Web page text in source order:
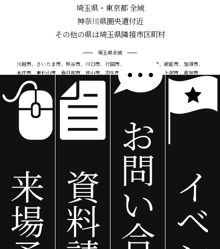
来
場
資
料
お
問
い
合
イ
ベ
埼玉県・東京都 全域
神奈川県圏央道付近
その他の県は埼玉県隣接市区町村
埼玉県全域
川越市、さいたま市、熊谷市、川口市、行田市、秩父市、所沢市、飯能市、加須市、
本庄市、東松山市、春日部市、狭山市、羽生市、鴻巣市、深谷市、上尾市、草加市、
越谷市、蕨市、戸田市、入間市、朝霞市、志木市、和光市、新座市、桶川市、久喜市、
北本市、八潮市、富士見市、三郷市、蓮田市、坂戸市、幸手市、鶴ヶ島市、日高市、
吉川市、ふじみ野市、白岡市、北足立郡、伊奈町、入間郡、三芳町、毛呂山町、越生町、
比企郡、滑川町、嵐山町、小川町、川島町、吉見町、鳩山町、ときがわ町、秩父郡、
横瀬町、皆野町、長瀞町、小鹿野町、東秩父村、児玉郡、美里町、神川町、上里町、
大里郡、寄居町、南埼玉郡、宮代町、北葛飾郡、杉戸町、松伏町
東京都
千代田区、中央区、港区、新宿区、文京区、台東区、墨田区、江東区、品川区、目黒区、
大田区、世田谷区、渋谷区、中野区、杉並区、豊島区、北区、荒川区、板橋区、練馬区、
足立区、葛飾区、江戸川区、八王子市、立川市、武蔵野市、三鷹市、青梅市、府中市、
昭島市、調布市、 町田市、小金井市、小平市、日野市、東村山市、国分寺市、国立市、
福生市、狛江市、東大和市、清瀬市、東久留米市、武蔵村山市、多摩市、稲城市、羽村市、
あきる野市、西東京市、瑞穂町、日の出町、檜原村、奥多摩町
野田市、流山市、松戸市、柏市、etc…